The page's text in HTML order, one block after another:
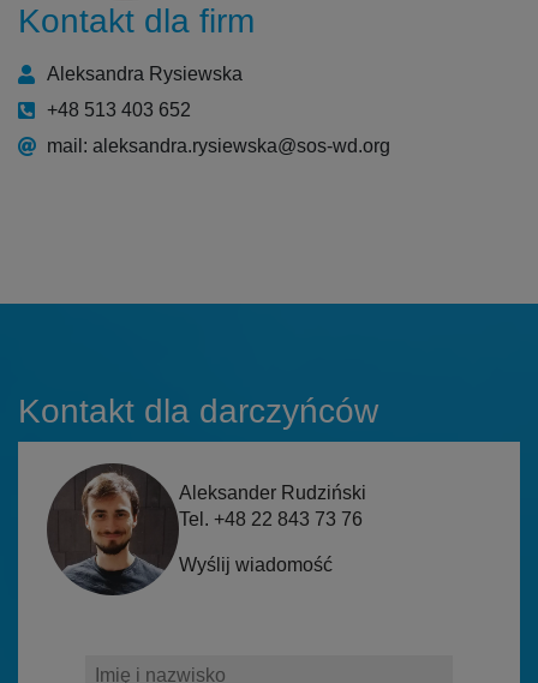
Kontakt dla firm
Aleksandra Rysiewska
+48 513 403 652
mail: aleksandra.rysiewska@sos-wd.org
Kontakt dla darczyńców
Aleksander Rudziński
Tel. +48 22 843 73 76
Wyślij wiadomość